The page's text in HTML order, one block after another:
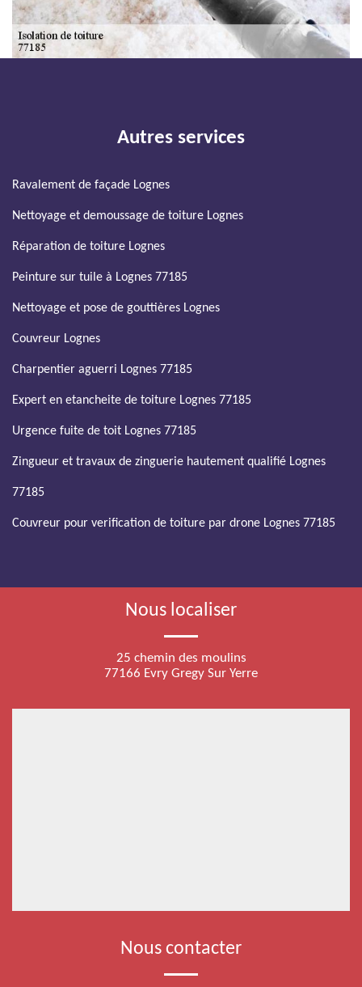
Autres services
Ravalement de façade Lognes
Nettoyage et demoussage de toiture Lognes
Réparation de toiture Lognes
Peinture sur tuile à Lognes 77185
Nettoyage et pose de gouttières Lognes
Couvreur Lognes
Charpentier aguerri Lognes 77185
Expert en etancheite de toiture Lognes 77185
Urgence fuite de toit Lognes 77185
Zingueur et travaux de zinguerie hautement qualifié Lognes
77185
Couvreur pour verification de toiture par drone Lognes 77185
Nous localiser
25 chemin des moulins
77166 Evry Gregy Sur Yerre
Nous contacter